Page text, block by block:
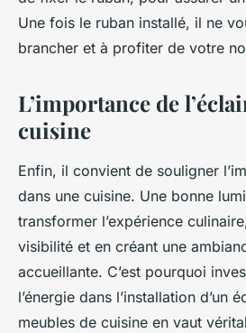
Une fois le ruban installé, il ne
brancher et à profiter de votre
L’importance de
cuisine
Enfin, il convient de souligner
dans une cuisine. Une bonne
transformer l’expérience
visibilité et en créant une
accueillante. C’est pourquoi
l’énergie dans l’installation d’un
meubles de cuisine en vaut